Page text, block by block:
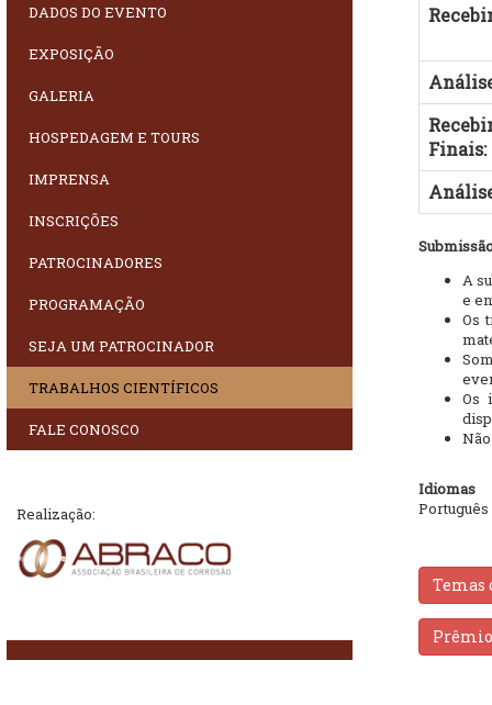
DADOS DO EVENTO
EXPOSIÇÃO
GALERIA
HOSPEDAGEM E TOURS
IMPRENSA
INSCRIÇÕES
PATROCINADORES
PROGRAMAÇÃO
SEJA UM PATROCINADOR
TRABALHOS CIENTÍFICOS
FALE CONOSCO
Realização:
Finais:
A
e
Os
Os
Idiomas
Temas